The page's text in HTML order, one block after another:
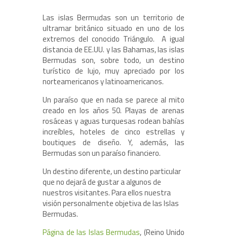
Las islas Bermudas son un territorio de
ultramar británico situado en uno de los
extremos del conocido Triángulo. A igual
distancia de EE.UU. y las Bahamas, las islas
Bermudas son, sobre todo, un destino
turístico de lujo, muy apreciado por los
norteamericanos y latinoamericanos.
Un paraíso que en nada se parece al mito
creado en los años 50. Playas de arenas
rosáceas y aguas turquesas rodean bahías
increíbles, hoteles de cinco estrellas y
boutiques de diseño. Y, además, las
Bermudas son un paraíso financiero.
Un destino diferente, un destino particular
que no dejará de gustar a algunos de
nuestros visitantes. Para ellos nuestra
visión personalmente objetiva de las Islas
Bermudas.
Página de las Islas Bermudas, (Reino Unido